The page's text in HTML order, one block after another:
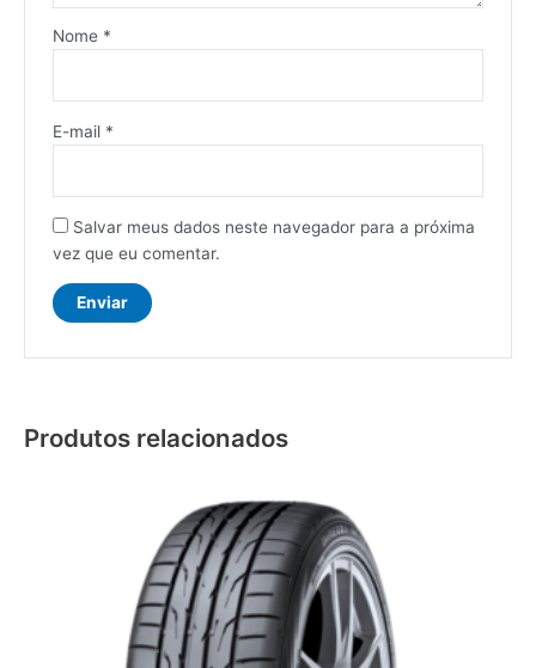
Nome *
E-mail *
Salvar meus dados neste navegador para a próxima
vez que eu comentar.
Produtos relacionados